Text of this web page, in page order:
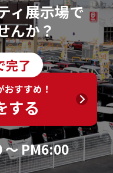
ィ展示場で
んか？
完了
すすめ！
する
～ PM6:00